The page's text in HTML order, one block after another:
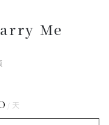
Me
/ 天